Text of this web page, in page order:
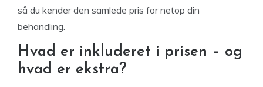
så du kender den samlede pris for netop din
behandling.
Hvad er inkluderet i prisen – og
hvad er ekstra?